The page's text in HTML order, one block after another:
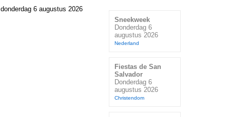
Sneekweek
Donderdag 6
augustus 2026
Nederland
Fiestas de San
Salvador
Donderdag 6
augustus 2026
Christendom
donderdag 6 augustus 2026